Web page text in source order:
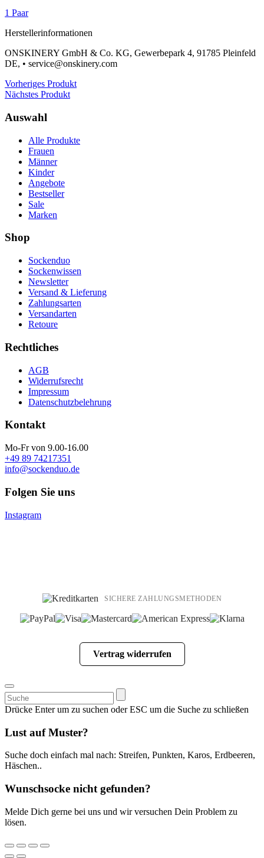
1 Paar
Herstellerinformationen
ONSKINERY GmbH & Co. KG, Gewerbepark 4, 91785 Pleinfeld
DE, • service@onskinery.com
Vorheriges Produkt
Nächstes Produkt
Auswahl
Alle Produkte
Frauen
Männer
Kinder
Angebote
Bestseller
Sale
Marken
Shop
Sockenduo
Sockenwissen
Newsletter
Versand & Lieferung
Zahlungsarten
Versandarten
Retoure
Rechtliches
AGB
Widerrufsrecht
Impressum
Datenschutzbelehrung
Kontakt
Mo-Fr von 9.00-16.00
+49 89 74217351
info@sockenduo.de
Folgen Sie uns
Instagram
SICHERE ZAHLUNGSMETHODEN
Vertrag widerrufen
Suchen
nach:
Drücke Enter um zu suchen oder ESC um die Suche zu schließen
Lust auf Muster?
Suche doch einfach mal nach: Streifen, Punkten, Karos, Erdbeeren,
Häschen..
Wunschsocke nicht gefunden?
Melde Dich gerne bei uns und wir versuchen Dein Problem zu
lösen.